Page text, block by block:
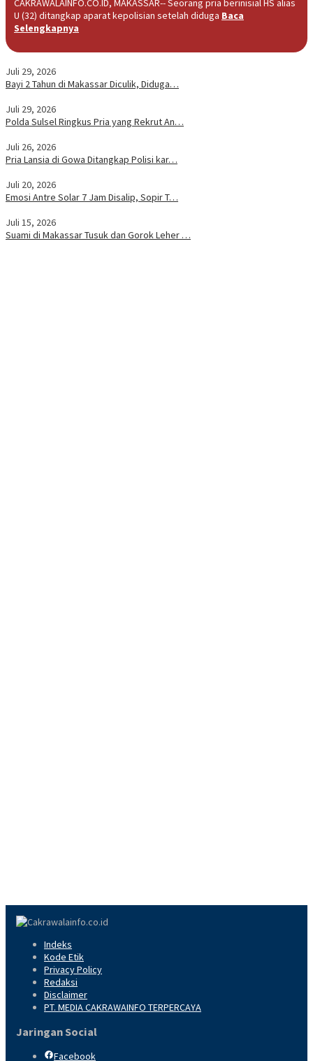
CAKRAWALAINFO.CO.ID, MAKASSAR-- Seorang pria berinisial HS alias
U (32) ditangkap aparat kepolisian setelah diduga Baca
Selengkapnya
Juli 29, 2026
Bayi 2 Tahun di Makassar Diculik, Diduga…
Juli 29, 2026
Polda Sulsel Ringkus Pria yang Rekrut An…
Juli 26, 2026
Pria Lansia di Gowa Ditangkap Polisi kar…
Juli 20, 2026
Emosi Antre Solar 7 Jam Disalip, Sopir T…
Juli 15, 2026
Suami di Makassar Tusuk dan Gorok Leher …
Indeks
Kode Etik
Privacy Policy
Redaksi
Disclaimer
PT. MEDIA CAKRAWAINFO TERPERCAYA
Jaringan Social
Facebook